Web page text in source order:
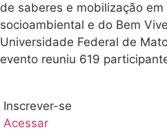
de saberes e mobilização
socioambiental e do Bem
Universidade Federal de
evento reuniu 619
Inscrever-se
Acessar